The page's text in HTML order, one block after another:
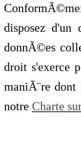
disposez
donnÃ©es
droit s'exerce
maniÃ¨re
notre Charte